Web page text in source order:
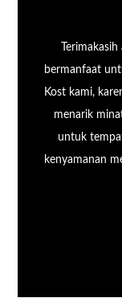
bermanfaat
Kost kami,
menarik
untuk
kenyamanan